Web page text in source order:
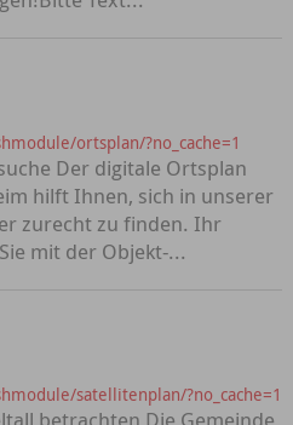
ortsplan/?no_cache=1
Der digitale Ortsplan
hilft Ihnen, sich in unserer
zurecht zu finden. Ihr
mit der Objekt-...
satellitenplan/?no_cache=1